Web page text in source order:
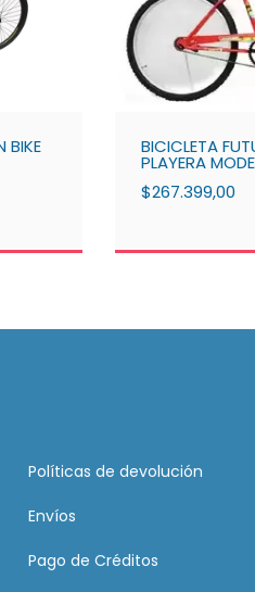
BIKE BICICLETA
PLAYERA
$267.399,00
Políticas de devolución
Envíos
Pago de Créditos